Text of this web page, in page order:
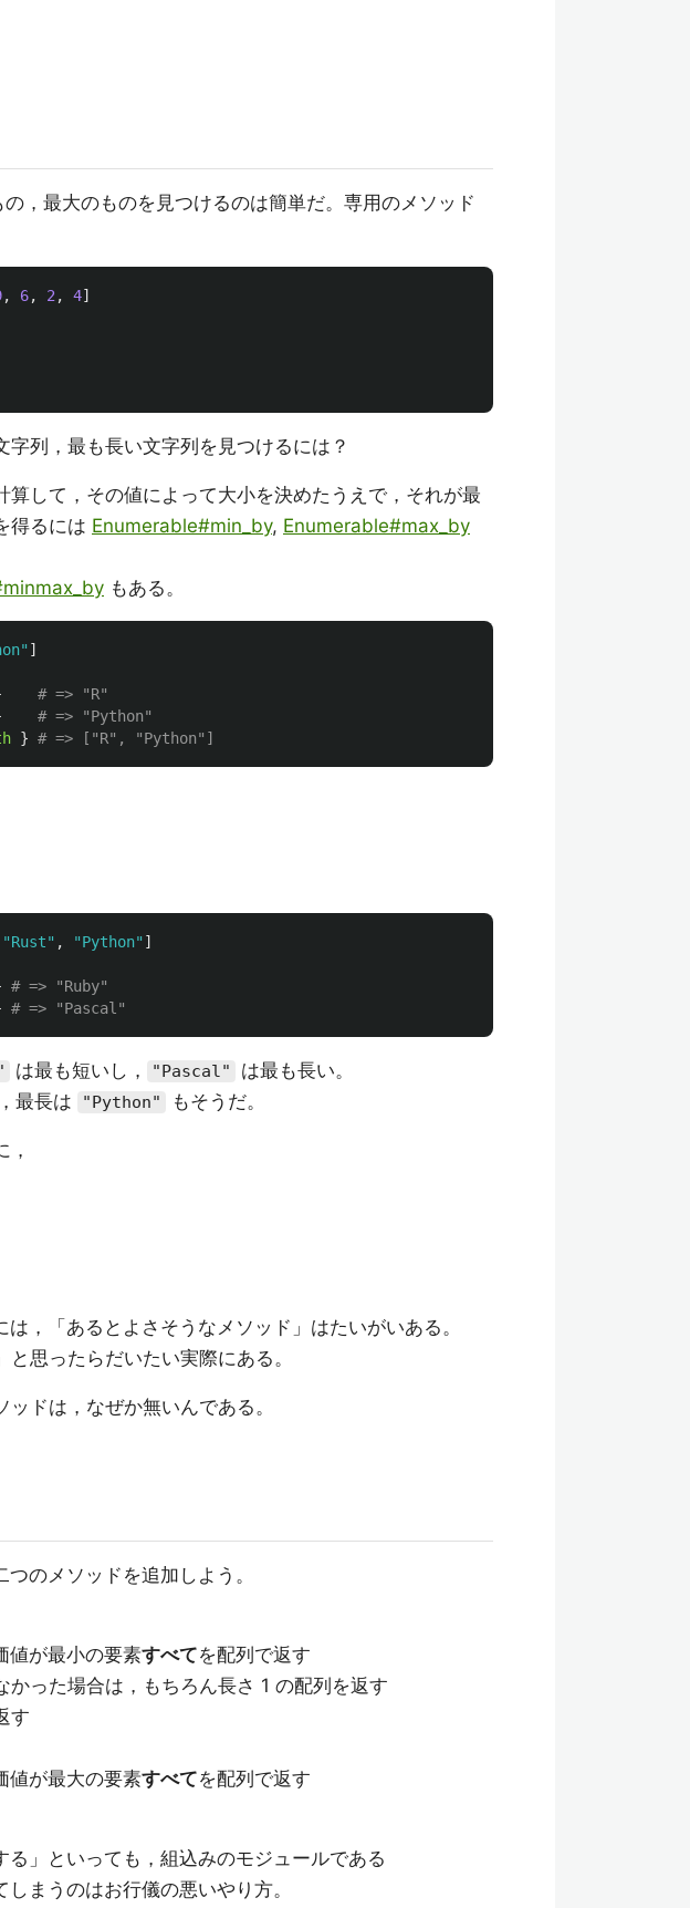
，最大のものを見つけるのは簡単だ。専用のメソッド
, 6, 2 , 4]
列，最も長い文字列を見つけるには？
算して，その値によって大小を決めたうえで，それが最
得るには Enumerable#min_by, Enumerable#max_by
もある。
]
# => "R"
# => "Python"
} # => ["R", "Python"]
"Rust" , "Python" ]
# => "Ruby"
# => "Pascal"
は最も短いし， "Pascal"
は最も長い。
最長は "Python" もそうだ。
，
，「あるとよさそうなメソッド」はたいがいある。
と思ったらだいたい実際にある。
ドは，なぜか無いんである。
のメソッドを追加しよう。
値が最小の要素すべてを配列で返す
かった場合は，もちろん長さ 1 の配列を返す
す
値が最大の要素すべてを配列で返す
る」といっても，組込みのモジュールである
まうのはお行儀の悪いやり方。